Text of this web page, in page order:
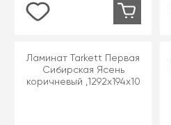
Ламинат Tarkett Первая
Сибирская Ясень
коричневый ,1292х194х10